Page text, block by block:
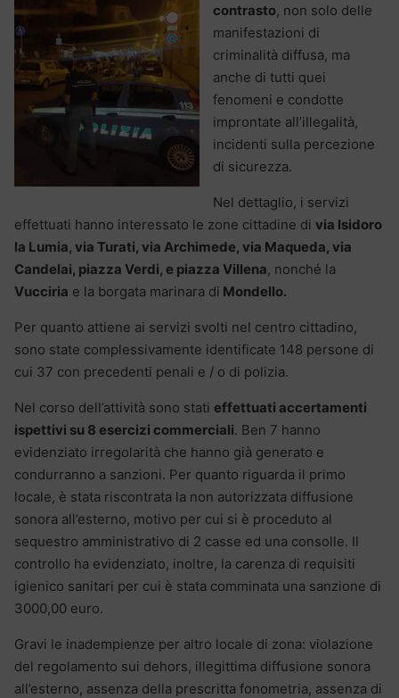
contrasto, non solo delle
manifestazioni di
criminalità diffusa, ma
anche di tutti quei
fenomeni e condotte
improntate all’illegalità,
incidenti sulla percezione
di sicurezza.
Nel dettaglio, i servizi
effettuati hanno interessato le zone cittadine di via Isidoro
la Lumia, via Turati, via Archimede, via Maqueda, via
Candelai, piazza Verdi, e piazza Villena, nonché la
Vucciria e la borgata marinara di Mondello.
Per quanto attiene ai servizi svolti nel centro cittadino,
sono state complessivamente identificate 148 persone di
cui 37 con precedenti penali e / o di polizia.
Nel corso dell’attività sono stati effettuati accertamenti
ispettivi su 8 esercizi commerciali. Ben 7 hanno
evidenziato irregolarità che hanno già generato e
condurranno a sanzioni. Per quanto riguarda il primo
locale, è stata riscontrata la non autorizzata diffusione
sonora all’esterno, motivo per cui si è proceduto al
sequestro amministrativo di 2 casse ed una consolle. Il
controllo ha evidenziato, inoltre, la carenza di requisiti
igienico sanitari per cui è stata comminata una sanzione di
3000,00 euro.
Gravi le inadempienze per altro locale di zona: violazione
del regolamento sui dehors, illegittima diffusione sonora
all’esterno, assenza della prescritta fonometria, assenza di